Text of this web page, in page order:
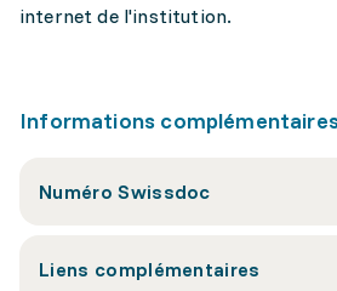
internet de l'institution.
Informations
Numéro Swissdoc
Liens complémentaires